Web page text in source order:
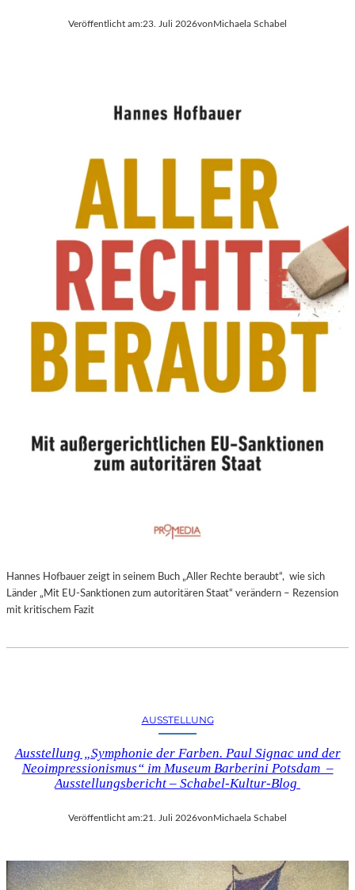
Veröffentlicht am:23. Juli 2026von Michaela Schabel
Hannes Hofbauer zeigt in seinem Buch „Aller Rechte beraubt“, wie sich
Länder „Mit EU-Sanktionen zum autoritären Staat“ verändern – Rezension
mit kritischem Fazit
AUSSTELLUNG
Ausstellung „Symphonie der Farben. Paul Signac und der
Neoimpressionismus“ im Museum Barberini Potsdam –
Ausstellungsbericht – Schabel-Kultur-Blog
Veröffentlicht am:21. Juli 2026von Michaela Schabel